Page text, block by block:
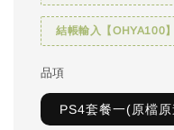
結帳輸入【OHYA100
品項
PS4套餐一(原檔